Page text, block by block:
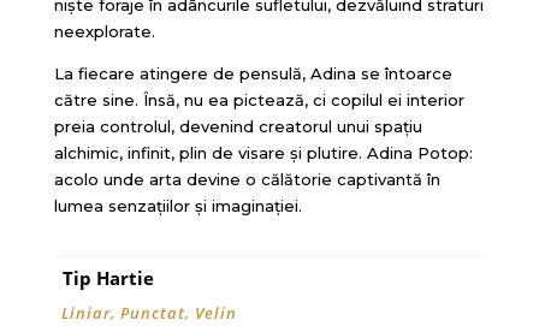
niște foraje în adâncurile sufletului, dezvăluind straturi
neexplorate.
La fiecare atingere de pensulă, Adina se întoarce
către sine. Însă, nu ea pictează, ci copilul ei interior
preia controlul, devenind creatorul unui spațiu
alchimic, infinit, plin de visare și plutire. Adina Potop:
acolo unde arta devine o călătorie captivantă în
lumea senzațiilor și imaginației.
Tip Hartie
Liniar, Punctat, Velin